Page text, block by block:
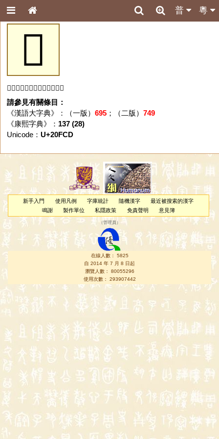
粵
普
𠿍
「𠿍」字未收錄於本資料庫。
請參見有關條目：
《漢語大字典》：（一版） 695；（二版） 749
《康熙字典》： 137 (28)
Unicode： U+20FCD
新手入門 使用凡例 字庫統計 隨機漢字
最近被搜索的漢字
鳴謝
製作單位 私隱政策 免責聲明 意見簿
（管理員 ）
在線人數： 5825
自 2014 年 7 月 8 日起
瀏覽人數： 80055296
使用次數： 293907442